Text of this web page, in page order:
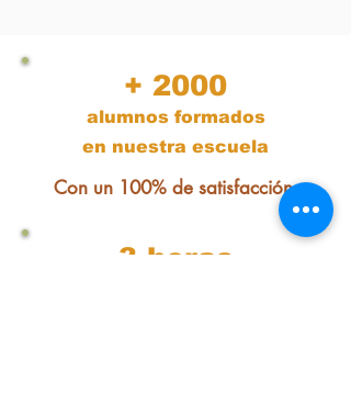
+ 2000
alumnos formados
en nuestra escuela
Con un 100% de satisfacción.
3 horas